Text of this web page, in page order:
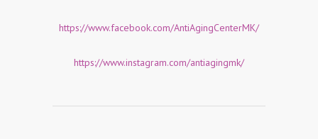
https://www.facebook.com/AntiAgingCenterMK/
https://www.instagram.com/antiagingmk/